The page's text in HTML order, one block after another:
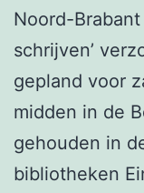
Noord-
schrijven’
gepland voor
midden in de
gehouden in
bibliotheken